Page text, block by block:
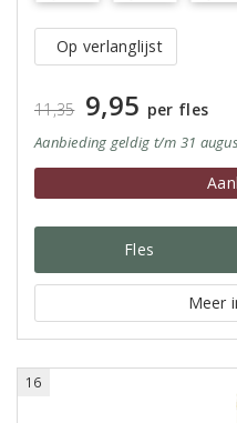
Op verlanglijst
11,35 9,95 per fles
Aanbieding geldig t/m 31
Fles
Meer
16